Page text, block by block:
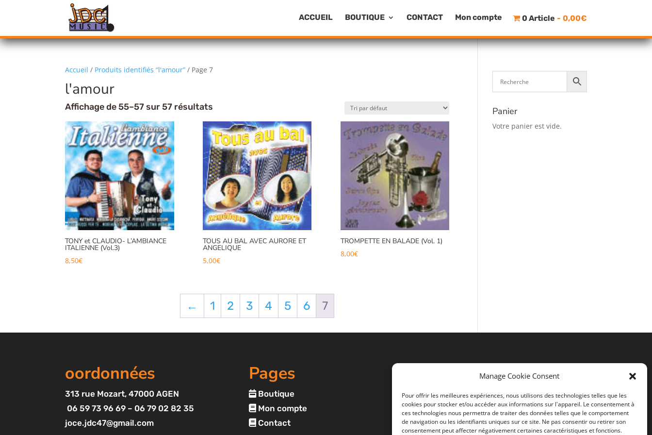
Manage Cookie Consent
Pour offrir les meilleures expériences, nous utilisons des technologies telles que les
cookies pour stocker et/ou accéder aux informations sur l'appareil. Le consentement à
ces technologies nous permettra de traiter des données telles que le comportement
de navigation ou les identifiants uniques sur ce site. Ne pas consentir ou retirer son
consentement peut affecter négativement certaines caractéristiques et fonctions.
ACCUEIL BOUTIQUE CONTACT Mon compte 0 Article 0,00€
Accueil / Produits identifiés “l'amour” / Page 7
l'amour
Affichage de 55–57 sur 57 résultats
TONY et CLAUDIO- L’AMBIANCE
ITALIENNE (Vol.3)
8,50€
TOUS AU BAL AVEC AURORE ET
ANGELIQUE
5,00€
TROMPETTE EN BALADE (Vol. 1)
8,00€
← 1 2 3 4 5 6 7
Panier
Votre panier est vide.
oordonnées
313 rue Mozart, 47000 AGEN
06 59 73 96 69 – 06 79 02 82 35
joce.jdc47@gmail.com
Pages
Boutique
Mon compte
Contact
Liens utiles
Mentions légales
CGV
Politiques de confidentialité